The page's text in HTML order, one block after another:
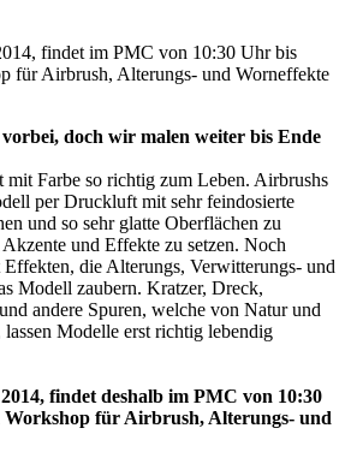
findet im PMC von 10:30 Uhr bis
für Airbrush, Alterungs- und Worneffekte
doch wir malen weiter bis Ende
Farbe so richtig zum Leben. Airbrushs
per Druckluft mit sehr feindosierte
und so sehr glatte Oberflächen zu
und Effekte zu setzen. Noch
die Alterungs, Verwitterungs- und
Modell zaubern. Kratzer, Dreck,
andere Spuren, welche von Natur und
Modelle erst richtig lebendig
findet deshalb im PMC von 10:30
Workshop für Airbrush, Alterungs- und